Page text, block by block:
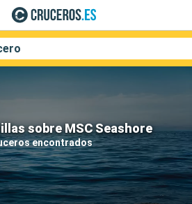
sobre MSC Seashore
encontrados
Compañías